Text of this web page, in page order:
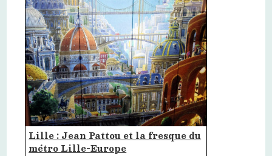
Lille : Jean Pattou et la fresque du
métro Lille-Europe